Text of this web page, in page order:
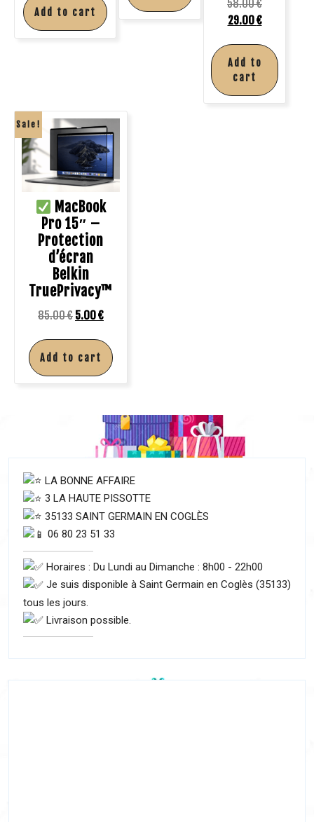
Add to cart
58.00€
29.00€
Add to
cart
Sale!
MacBook
Pro 15″ –
Protection
d’écran
Belkin
TruePrivacy™
85.00€ 5.00€
Add to cart
LA BONNE AFFAIRE
3 LA HAUTE PISSOTTE
35133 SAINT GERMAIN EN COGLÈS
06 80 23 51 33
Horaires : Du Lundi au Dimanche : 8h00 - 22h00
Je suis disponible à Saint Germain en Coglès (35133)
tous les jours.
Livraison possible.